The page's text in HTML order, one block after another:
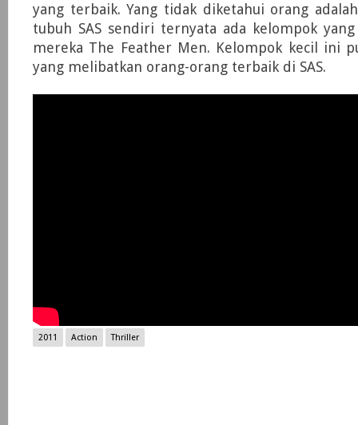
yang terbaik. Yang tidak diketahui orang
tubuh SAS sendiri ternyata ada kelompok
mereka The Feather Men. Kelompok kecil ini
yang melibatkan orang-orang terbaik di SAS.
2011 Action Thriller